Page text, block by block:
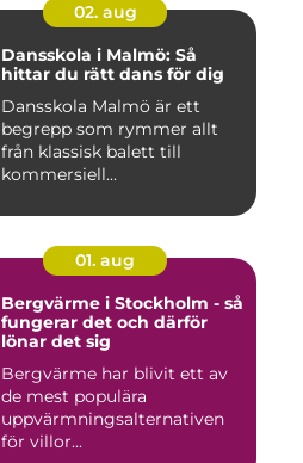
02. aug
Dansskola i Malmö: Så
hittar du rätt dans för dig
Dansskola Malmö är ett
begrepp som rymmer allt
från klassisk balett till
kommersiell...
01. aug
Bergvärme i Stockholm - så
fungerar det och därför
lönar det sig
Bergvärme har blivit ett av
de mest populära
uppvärmningsalternativen
för villor...